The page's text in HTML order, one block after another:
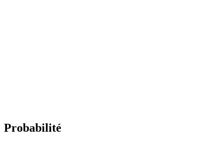
Probabilité